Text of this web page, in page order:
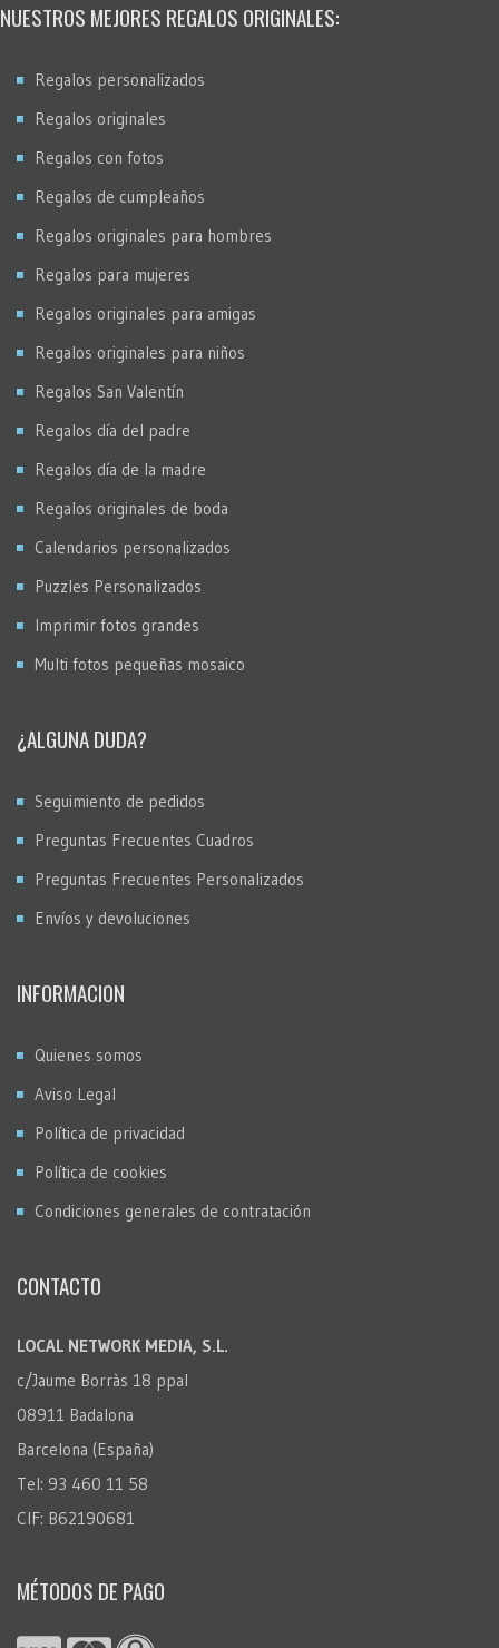
NUESTROS MEJORES REGALOS ORIGINALES:
Regalos personalizados
Regalos originales
Regalos con fotos
Regalos de cumpleaños
Regalos originales para hombres
Regalos para mujeres
Regalos originales para amigas
Regalos originales para niños
Regalos San Valentín
Regalos día del padre
Regalos día de la madre
Regalos originales de boda
Calendarios personalizados
Puzzles Personalizados
Imprimir fotos grandes
Multi fotos pequeñas mosaico
¿ALGUNA DUDA?
Seguimiento de pedidos
Preguntas Frecuentes Cuadros
Preguntas Frecuentes Personalizados
Envíos y devoluciones
INFORMACION
Quienes somos
Aviso Legal
Política de privacidad
Política de cookies
Condiciones generales de contratación
CONTACTO
LOCAL NETWORK MEDIA, S.L.
c/Jaume Borràs 18 ppal
08911 Badalona
Barcelona (España)
Tel: 93 460 11 58
CIF: B62190681
MÉTODOS DE PAGO